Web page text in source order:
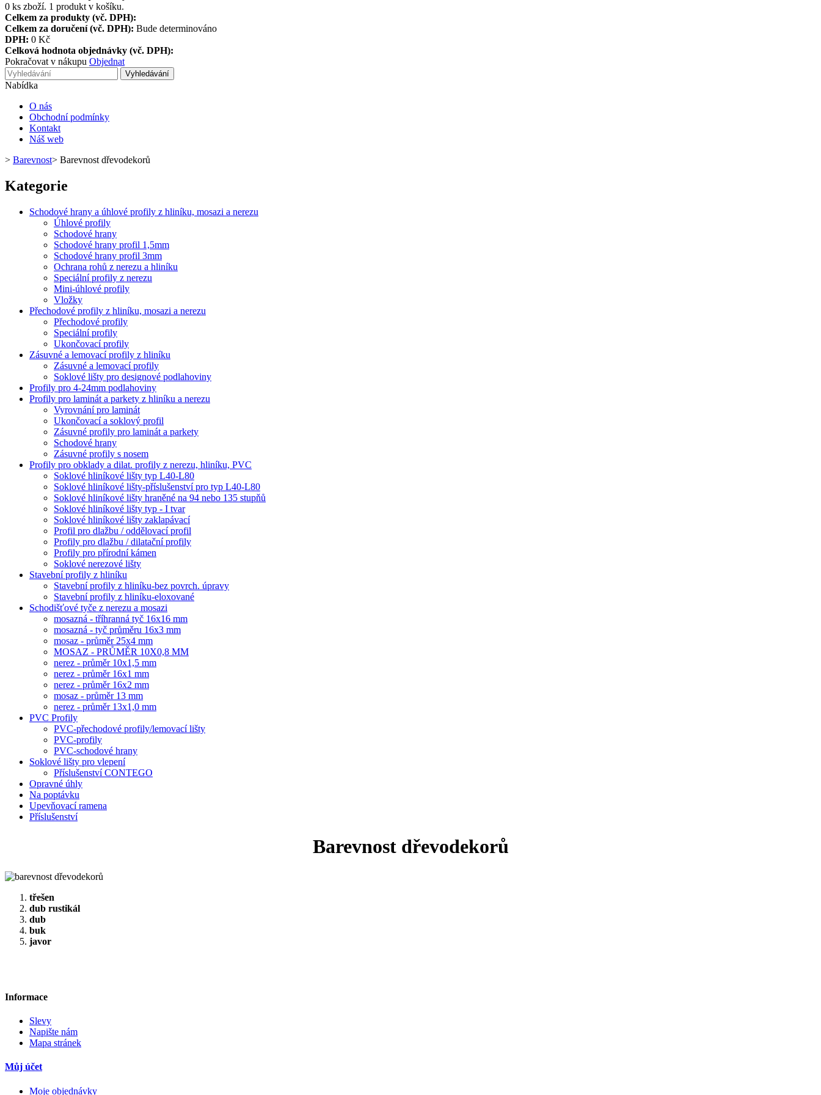
0 ks zboží. 1 produkt v košíku.
Celkem za produkty (vč. DPH):
Celkem za doručení (vč. DPH): Bude determinováno
DPH: 0 Kč
Celková hodnota objednávky (vč. DPH):
Pokračovat v nákupu Objednat
Vyhledávání
Nabídka
O nás
Obchodní podmínky
Kontakt
Náš web
> Barevnost> Barevnost dřevodekorů
Kategorie
Schodové hrany a úhlové profily z hliníku, mosazi a nerezu
Úhlové profily
Schodové hrany
Schodové hrany profil 1,5mm
Schodové hrany profil 3mm
Ochrana rohů z nerezu a hliní­ku
Speciální­ profily z nerezu
Mini-úhlové profily
Vložky
Přechodové profily z hliníku, mosazi a nerezu
Přechodové profily
Speciální profily
Ukončovací profily
Zásuvné a lemovací profily z hliníku
Zásuvné a lemovací profily
Soklové lišty pro designové podlahoviny
Profily pro 4-24mm podlahoviny
Profily pro laminát a parkety z hliníku a nerezu
Vyrovnání­ pro laminát
Ukončovací a soklový profil
Zásuvné profily pro laminát a parkety
Schodové hrany
Zásuvné profily s nosem
Profily pro obklady a dilat. profily z nerezu, hliníku, PVC
Soklové hliníkové lišty typ L40-L80
Soklové hliníkové lišty-příslušenství pro typ L40-L80
Soklové hliníkové lišty hraněné na 94 nebo 135 stupňů
Soklové hliníkové lišty typ - I tvar
Soklové hliníkové lišty zaklapávací
Profil pro dlažbu / oddělovací profil
Profily pro dlažbu / dilatační profily
Profily pro přírodní kámen
Soklové nerezové lišty
Stavební profily z hliníku
Stavební profily z hliníku-bez povrch. úpravy
Stavební profily z hliníku-eloxované
Schodišťové tyče z nerezu a mosazi
mosazná - tříhranná tyč 16x16 mm
mosazná - tyč průměru 16x3 mm
mosaz - průměr 25x4 mm
MOSAZ - PRŮMĚR 10X0,8 MM
nerez - průměr 10x1,5 mm
nerez - průměr 16x1 mm
nerez - průměr 16x2 mm
mosaz - průměr 13 mm
nerez - průměr 13x1,0 mm
PVC Profily
PVC-přechodové profily/lemovací lišty
PVC-profily
PVC-schodové hrany
Soklové lišty pro vlepení
Příslušenství CONTEGO
Opravné úhly
Na poptávku
Upevňovací ramena
Příslušenství
Barevnost dřevodekorů
třešen
dub rustikál
dub
buk
javor
Informace
Slevy
Napište nám
Mapa stránek
Můj účet
Moje objednávky